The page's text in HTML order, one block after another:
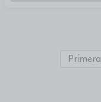
Primera